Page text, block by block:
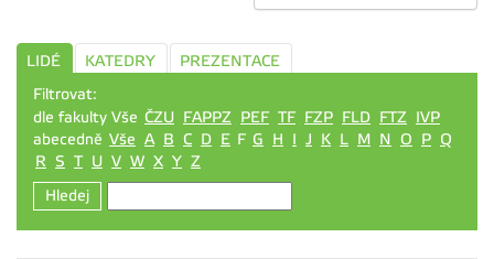
LIDÉ KATEDRY
PREZENTACE
Filtrovat:
dle fakulty Vše ČZU FAPPZ PEF TF FZP FLD FTZ IVP
abecedně Vše A B C D E F G H I J K L M N O P Q
R S T U V W X Y Z
Hledej